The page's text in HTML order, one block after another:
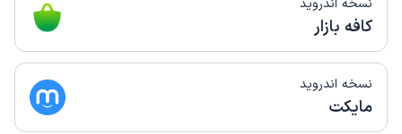
این پزشک را پیشنهاد میکنم
زمان انتظار:
علت مراجعه:
نسخه اندروید
کافه بازار
نسخه اندروید
مایکت